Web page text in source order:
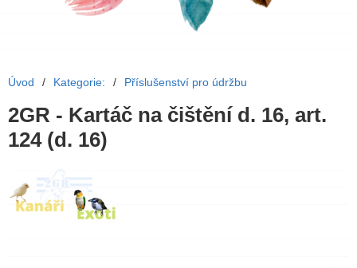
Úvod / Kategorie: / Příslušenství pro údržbu
2GR - Kartáč na čištění d. 16, art.
124 (d. 16)